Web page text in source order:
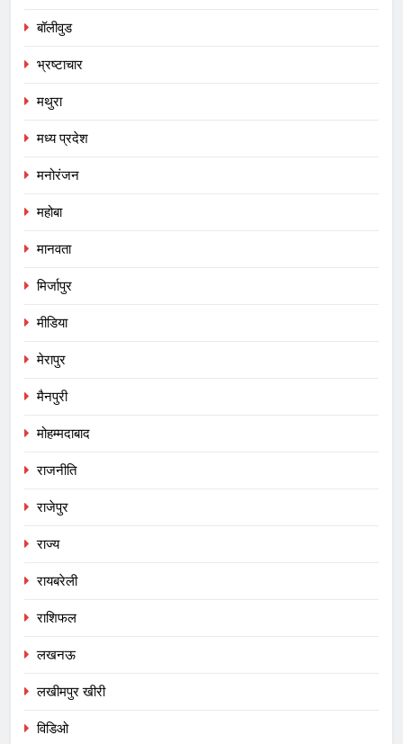
बॉलीवुड
भ्रष्टाचार
मथुरा
मध्य प्रदेश
मनोरंजन
महोबा
मानवता
मिर्जापुर
मीडिया
मेरापुर
मैनपुरी
मोहम्मदाबाद
राजनीति
राजेपुर
राज्य
रायबरेली
राशिफल
लखनऊ
लखीमपुर खीरी
विडिओ